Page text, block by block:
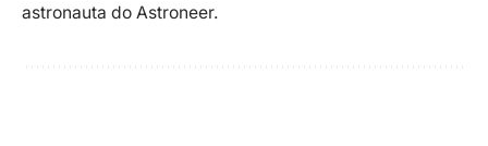
astronauta do Astroneer.